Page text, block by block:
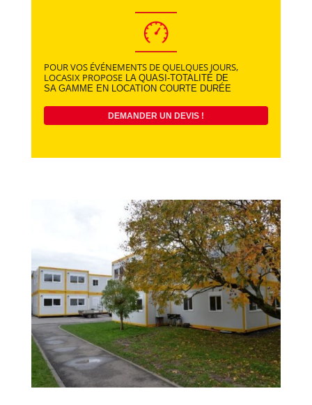
POUR VOS ÉVÉNEMENTS DE QUELQUES JOURS,
LOCASIX PROPOSELA QUASI-TOTALITÉ DE
SA GAMME EN LOCATION COURTE DURÉE
DEMANDER UN DEVIS !